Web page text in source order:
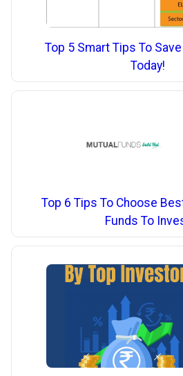
Top 5 Smart Tips To
Today!
Top 6 Tips To Choose
Funds To